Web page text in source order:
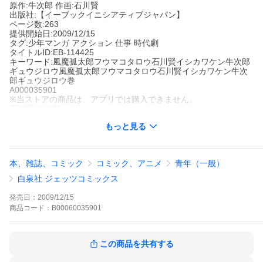
原作:牛次郎 作画:石川賢
出版社:【イーブックイニシアティブジャパン】
ページ数:263
提供開始日:2009/12/15
タグ:少年マンガ アクション 仕事 時代劇
タイトルID:EB-114425
キーワード:風魔孤太郎フウマコタロウ石川賢イシカワケン牛次郎
ギュウジロウ風魔孤太郎フウマコタロウ石川賢イシカワケン牛次
郎ギュウジロウ巻
A000035901
※当ストアの商品は、アプリでは購入できません。
石川賢
牛次郎
仕事 時代劇
時代劇アクション。天正18年(1590年)、箱根山中を一人の忍が追
っ手をかいくぐり、山中を駆け抜けていた。彼の名は風魔小太
郎。北条氏政(ほうじょう・うじまさ)から北条家最後の血筋となる
赤子を無事出産させ、養育せよとの命を受けた小太郎は、死の淵
にあった氏政の妻・鶫の方(つぐみのかた)の腹から赤子を救い出す
ことに成功する。17年後、小太郎のもとで一人前の忍として成長
風魔孤太郎の作品をもっと見る
もっと見る
本、雑誌、コミック コミック、アニメ
青年（一般）
白泉社 ジェッツコミックス
発売日： 2009/12/15
商品 コード： B00060035901
この商品を共有する